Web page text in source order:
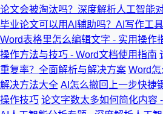
论文会被淘汰吗？深度解析人工智能
毕业论文可以用AI辅助吗？AI写作工
Word表格里怎么编辑文字 - 实用操作
操作方法与技巧 - Word文档使用指南
重复率？全面解析与解决方案 Word
解决方法大全 AI怎么撤回上一步快捷
操作技巧 论文字数太多如何简化内容